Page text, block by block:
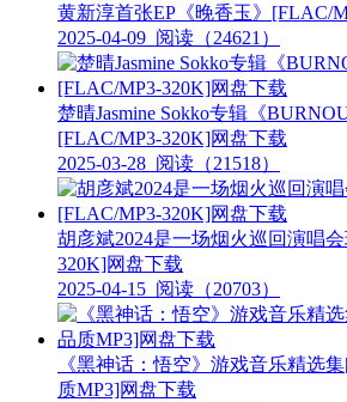
黄新淳首张EP《晚香玉》[FLAC/
2025-04-09 阅读（24621）
楚晴Jasmine Sokko专辑《
[FLAC/MP3-320K]网盘下载
2025-03-28 阅读（21518）
胡彦斌2024是一场烟火巡回演唱
320K]网盘下载
2025-04-15 阅读（20703）
《黑神话：悟空》游戏音乐精选
质MP3]网盘下载